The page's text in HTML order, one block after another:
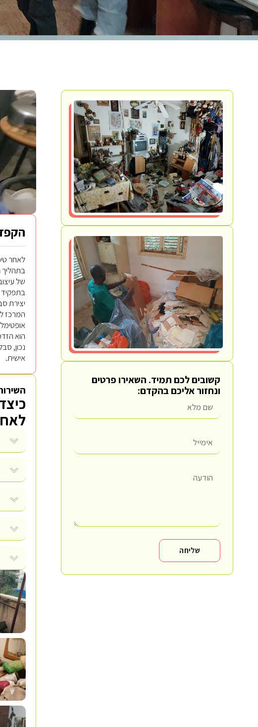
לאחר
בתהליך
של
בתפקיד
יצירת
המרכז
הוא
נכון,
אישית.
קשובים לכם תמיד. השאירו פרטים
ונחזור אליכם בהקדם:
שליחה